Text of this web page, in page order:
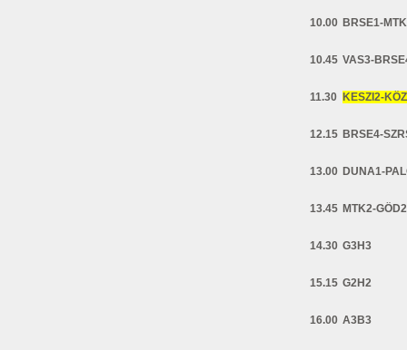
10.00 BRSE1-
10.45 VAS3-
11.30 KESZI2-
12.15 BRSE4-
13.00 DUNA1-
13.45 MTK2-GÖD2
14.30 G3H3
15.15 G2H2
16.00 A3B3